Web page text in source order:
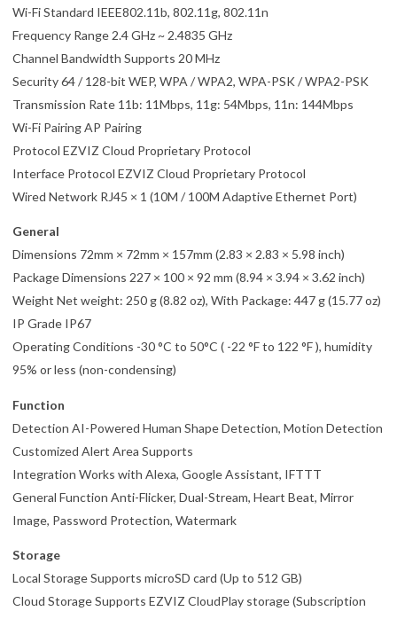
Wi-Fi Standard IEEE802.11b, 802.11g, 802.11n
Frequency Range 2.4 GHz ~ 2.4835 GHz
Channel Bandwidth Supports 20 MHz
Security 64 / 128-bit WEP, WPA / WPA2, WPA-PSK / WPA2-PSK
Transmission Rate 11b: 11Mbps, 11g: 54Mbps, 11n: 144Mbps
Wi-Fi Pairing AP Pairing
Protocol EZVIZ Cloud Proprietary Protocol
Interface Protocol EZVIZ Cloud Proprietary Protocol
Wired Network RJ45 × 1 (10M / 100M Adaptive Ethernet Port)
General
Dimensions 72mm × 72mm × 157mm (2.83 × 2.83 × 5.98 inch)
Package Dimensions 227 × 100 × 92 mm (8.94 × 3.94 × 3.62 inch)
Weight Net weight: 250 g (8.82 oz), With Package: 447 g (15.77 oz)
IP Grade IP67
Operating Conditions -30 °C to 50°C ( -22 °F to 122 °F ), humidity
95% or less (non-condensing)
Function
Detection AI-Powered Human Shape Detection, Motion Detection
Customized Alert Area Supports
Integration Works with Alexa, Google Assistant, IFTTT
General Function Anti-Flicker, Dual-Stream, Heart Beat, Mirror
Image, Password Protection, Watermark
Storage
Local Storage Supports microSD card (Up to 512 GB)
Cloud Storage Supports EZVIZ CloudPlay storage (Subscription